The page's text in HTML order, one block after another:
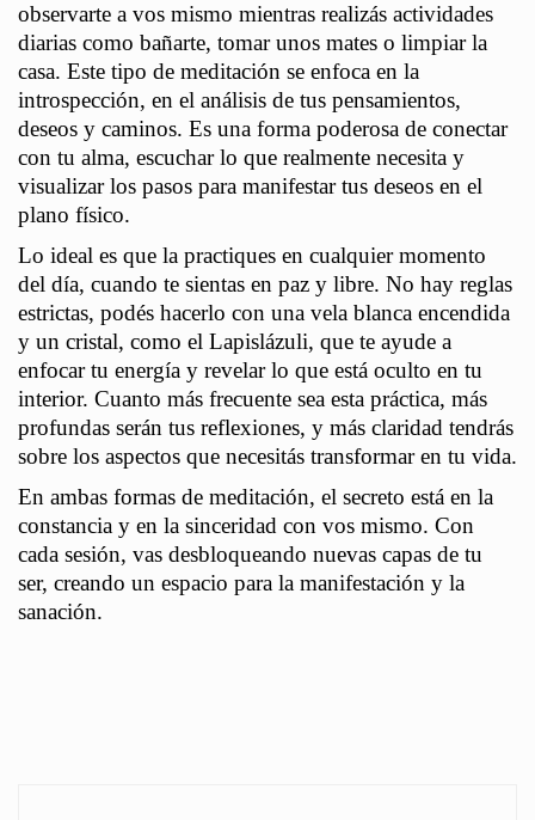
observarte a vos mismo mientras realizás actividades
diarias como bañarte, tomar unos mates o limpiar la
casa. Este tipo de meditación se enfoca en la
introspección, en el análisis de tus pensamientos,
deseos y caminos. Es una forma poderosa de conectar
con tu alma, escuchar lo que realmente necesita y
visualizar los pasos para manifestar tus deseos en el
plano físico.
Lo ideal es que la practiques en cualquier momento
del día, cuando te sientas en paz y libre. No hay reglas
estrictas, podés hacerlo con una vela blanca encendida
y un cristal, como el Lapislázuli, que te ayude a
enfocar tu energía y revelar lo que está oculto en tu
interior. Cuanto más frecuente sea esta práctica, más
profundas serán tus reflexiones, y más claridad tendrás
sobre los aspectos que necesitás transformar en tu vida.
En ambas formas de meditación, el secreto está en la
constancia y en la sinceridad con vos mismo. Con
cada sesión, vas desbloqueando nuevas capas de tu
ser, creando un espacio para la manifestación y la
sanación.